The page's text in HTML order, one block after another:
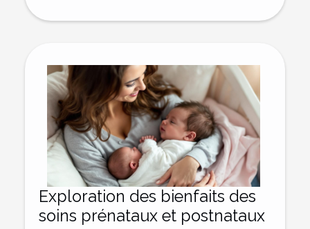
Exploration des bienfaits des
soins prénataux et postnataux